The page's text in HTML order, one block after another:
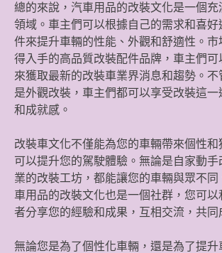
總的來說，汽車用品的改裝文化是一個充
領域。車主們可以根據自己的需求和喜
件來提升車輛的性能、外觀和舒適性。市
得入手的高品質改裝配件品牌，車主們
來獲取最新的改裝車業界消息和趨勢。不
是外觀改裝，車主們都可以享受改裝這
和成就感。
改裝車文化不僅能為您的車輛帶來個性和
可以提升您的駕駛體驗。無論是自家動
業的改裝工坊，都能讓您的車輛與眾不
車用品的改裝文化也是一個社群，您可
者分享您的經驗和成果，互相交流，共同
無論您是為了個性化車輛，還是為了提